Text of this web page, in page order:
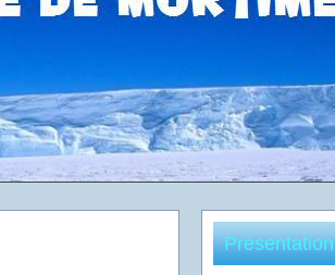
Présentation